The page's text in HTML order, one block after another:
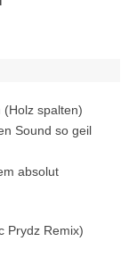
spalten)
Sound so geil
absolut
Prydz Remix)